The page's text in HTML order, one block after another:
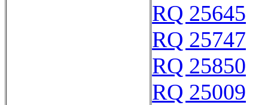
RQ 25645
RQ 25747
RQ 25850
RQ 25009